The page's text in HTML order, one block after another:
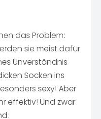
das Problem:
sie meist dafür
Unverständnis
Socken ins
sexy! Aber
effektiv! Und zwar